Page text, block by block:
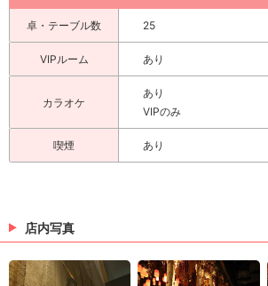
卓・テーブル数 25
VIPルーム あり
カラオケ
あり
VIPのみ
喫煙 あり
店内写真